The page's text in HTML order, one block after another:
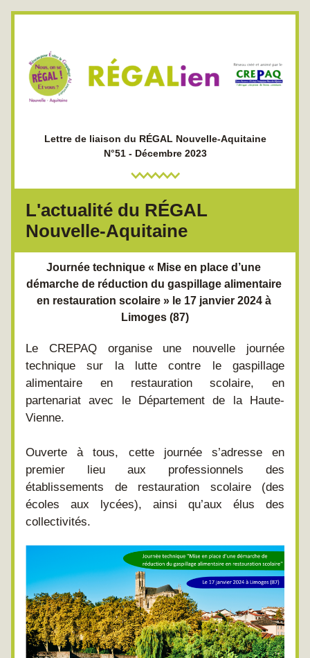
Lettre de liaison du RÉGAL Nouvelle-Aquitaine
N°51 - Décembre 2023
L'actualité du RÉGAL
Nouvelle-Aquitaine
Journée technique « Mise en place d’une
démarche de réduction du gaspillage alimentaire
en restauration scolaire » le 17 janvier 2024 à
Limoges (87)
Le CREPAQ organise une nouvelle journée
technique sur la lutte contre le gaspillage
alimentaire en restauration scolaire, en
partenariat avec le Département de la Haute-
Vienne.
Ouverte à tous, cette journée s’adresse en
premier lieu aux professionnels des
établissements de restauration scolaire (des
écoles aux lycées), ainsi qu’aux élus des
collectivités.